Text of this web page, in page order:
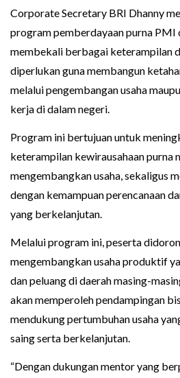
Corporate Secretary BRI Dhanny
program pemberdayaan purna PMI
membekali berbagai keterampilan
diperlukan guna membangun
melalui pengembangan usaha
kerja di dalam negeri.
Program ini bertujuan untuk
keterampilan kewirausahaan purna
mengembangkan usaha, sekaligus
dengan kemampuan perencanaan
yang berkelanjutan.
Melalui program ini, peserta
mengembangkan usaha produktif
dan peluang di daerah masing-
akan memperoleh pendampingan
mendukung pertumbuhan usaha
saing serta berkelanjutan.
“Dengan dukungan mentor yang